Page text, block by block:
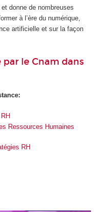
donne de nombreuses
à l’ère du numérique,
artificielle et sur la façon
le Cnam dans
Ressources Humaines
RH